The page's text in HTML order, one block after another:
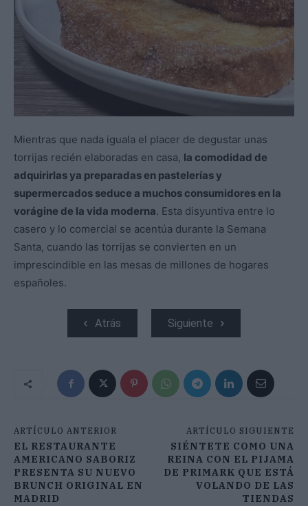
Mientras que nada iguala el placer de degustar unas
torrijas recién elaboradas en casa, la comodidad de
adquirirlas ya preparadas en pastelerías y
supermercados seduce a muchos consumidores en la
vorágine de la vida moderna. Esta disyuntiva entre lo
casero y lo comercial se acentúa durante la Semana
Santa, cuando las torrijas se convierten en un
imprescindible en las mesas de millones de hogares
españoles.
Atrás Siguiente
ARTÍCULO ANTERIOR
EL RESTAURANTE
AMERICANO SABORIZ
PRESENTA SU NUEVO
BRUNCH ORIGINAL EN
MADRID
ARTÍCULO SIGUIENTE
SIÉNTETE COMO UNA
REINA CON EL PIJAMA
DE PRIMARK QUE ESTÁ
VOLANDO DE LAS
TIENDAS